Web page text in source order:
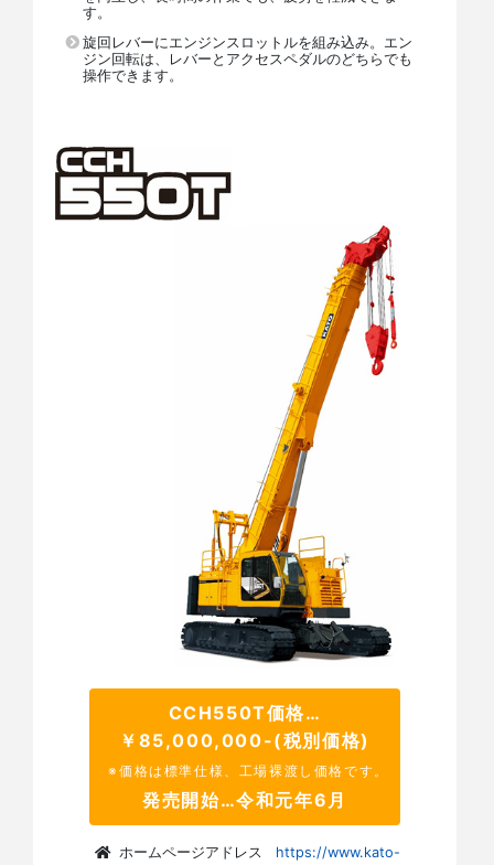
す。
旋回レバーにエンジンスロットルを組み込み。エン
ジン回転は、レバーとアクセスペダルのどちらでも
操作できます。
CCH550T価格…
￥85,000,000-(税別価格)
※価格は標準仕様、工場裸渡し価格です。
発売開始…令和元年6月
ホームページアドレス
https://www.kato-